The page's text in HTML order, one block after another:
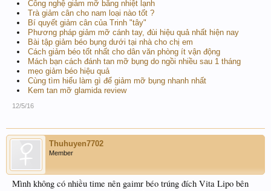
Công nghệ giảm mỡ bằng nhiệt lạnh
Trà giảm cân cho nam loại nào tốt ?
Bí quyết giảm cân của Trinh "tây"
Phương pháp giảm mỡ cánh tay, đùi hiệu quả nhất hiện nay
Bài tập giảm béo bụng dưới tại nhà cho chị em
Cách giảm béo tốt nhất cho dân văn phòng ít vận động
Mách bạn cách đánh tan mỡ bụng do ngồi nhiều sau 1 tháng
mẹo giảm béo hiệu quả
Cùng tìm hiểu làm gì để giảm mỡ bụng nhanh nhất
Kem tan mỡ glamida review
12/5/16
Thuhuyen7702
Member
Mình không có nhiều time nên gaimr béo trúng đích Vita Lipo bên